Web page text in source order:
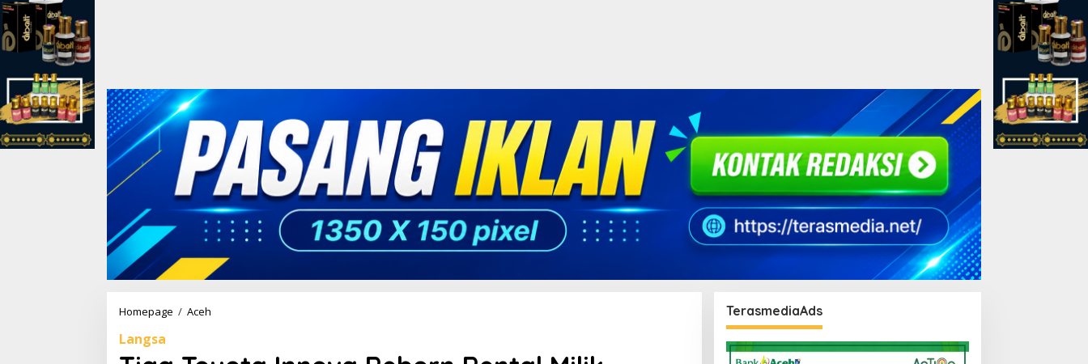
Homepage / Aceh
Langsa
TerasmediaAds